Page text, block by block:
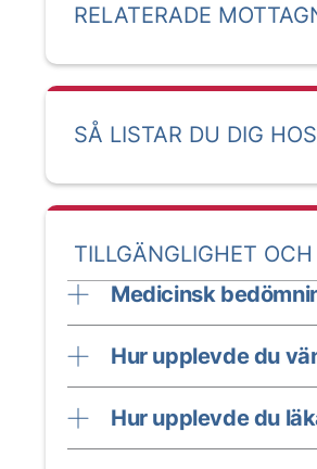
RELATERADE
SÅ LISTAR DU DIG
TILLGÄNGLIGHET
Medicinsk
Hur upplevde du
Hur upplevde du